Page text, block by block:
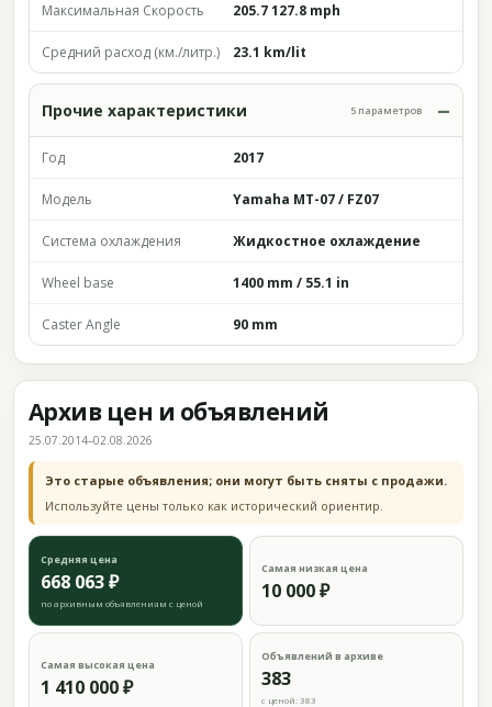
Максимальная Скорость 205.7 127.8 mph
Средний расход (км./литр.) 23.1 km/lit
Прочие характеристики 5 параметров
Год 2017
Модель Yamaha MT-07 / FZ07
Система охлаждения Жидкостное охлаждение
Wheel base 1400 mm / 55.1 in
Caster Angle 90 mm
Архив цен и объявлений
25.07.2014–02.08.2026
Это старые объявления; они могут быть сняты с продажи.
Используйте цены только как исторический ориентир.
Средняя цена
668 063 ₽
по архивным объявлениям с ценой
Самая низкая цена
10 000 ₽
Самая высокая цена
1 410 000 ₽
Объявлений в архиве
383
с ценой: 383